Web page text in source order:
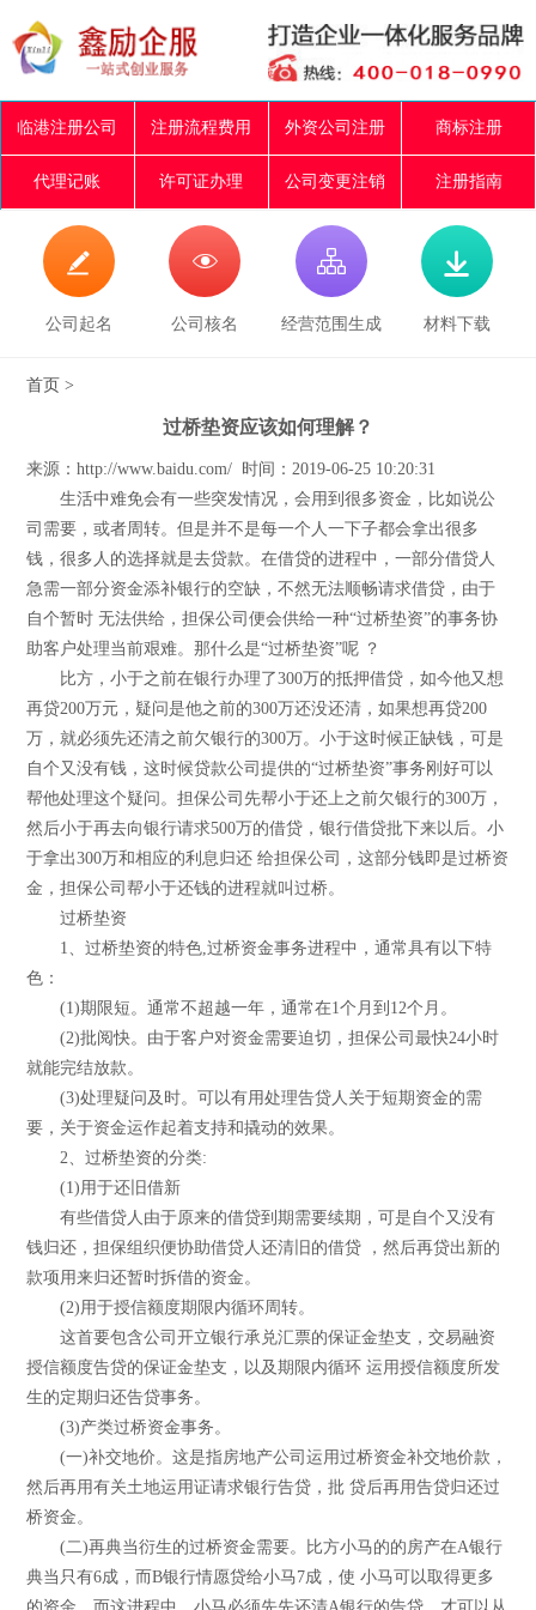
临港注册公司 注册流程费用 外资公司注册 商标注册
代理记账 许可证办理 公司变更注销 注册指南

公司起名

公司核名

经营范围生成

材料下载
首页 >
过桥垫资应该如何理解？
来源：http://www.baidu.com/ 时间：2019-06-25 10:20:31
生活中难免会有一些突发情况，会用到很多资金，比如说公
司需要，或者周转。但是并不是每一个人一下子都会拿出很多
钱，很多人的选择就是去贷款。在借贷的进程中，一部分借贷人
急需一部分资金添补银行的空缺，不然无法顺畅请求借贷，由于
自个暂时 无法供给，担保公司便会供给一种“过桥垫资”的事务协
助客户处理当前艰难。那什么是“过桥垫资”呢 ？
比方，小于之前在银行办理了300万的抵押借贷，如今他又想
再贷200万元，疑问是他之前的300万还没还清，如果想再贷200
万，就必须先还清之前欠银行的300万。小于这时候正缺钱，可是
自个又没有钱，这时候贷款公司提供的“过桥垫资”事务刚好可以
帮他处理这个疑问。担保公司先帮小于还上之前欠银行的300万，
然后小于再去向银行请求500万的借贷，银行借贷批下来以后。小
于拿出300万和相应的利息归还 给担保公司，这部分钱即是过桥资
金，担保公司帮小于还钱的进程就叫过桥。
过桥垫资
1、过桥垫资的特色,过桥资金事务进程中，通常具有以下特
色：
(1)期限短。通常不超越一年，通常在1个月到12个月。
(2)批阅快。由于客户对资金需要迫切，担保公司最快24小时
就能完结放款。
(3)处理疑问及时。可以有用处理告贷人关于短期资金的需
要，关于资金运作起着支持和撬动的效果。
2、过桥垫资的分类:
(1)用于还旧借新
有些借贷人由于原来的借贷到期需要续期，可是自个又没有
钱归还，担保组织便协助借贷人还清旧的借贷 ，然后再贷出新的
款项用来归还暂时拆借的资金。
(2)用于授信额度期限内循环周转。
这首要包含公司开立银行承兑汇票的保证金垫支，交易融资
授信额度告贷的保证金垫支，以及期限内循环 运用授信额度所发
生的定期归还告贷事务。
(3)产类过桥资金事务。
(一)补交地价。这是指房地产公司运用过桥资金补交地价款，
然后再用有关土地运用证请求银行告贷，批 贷后再用告贷归还过
桥资金。
(二)再典当衍生的过桥资金需要。比方小马的的房产在A银行
典当只有6成，而B银行情愿贷给小马7成，使 小马可以取得更多